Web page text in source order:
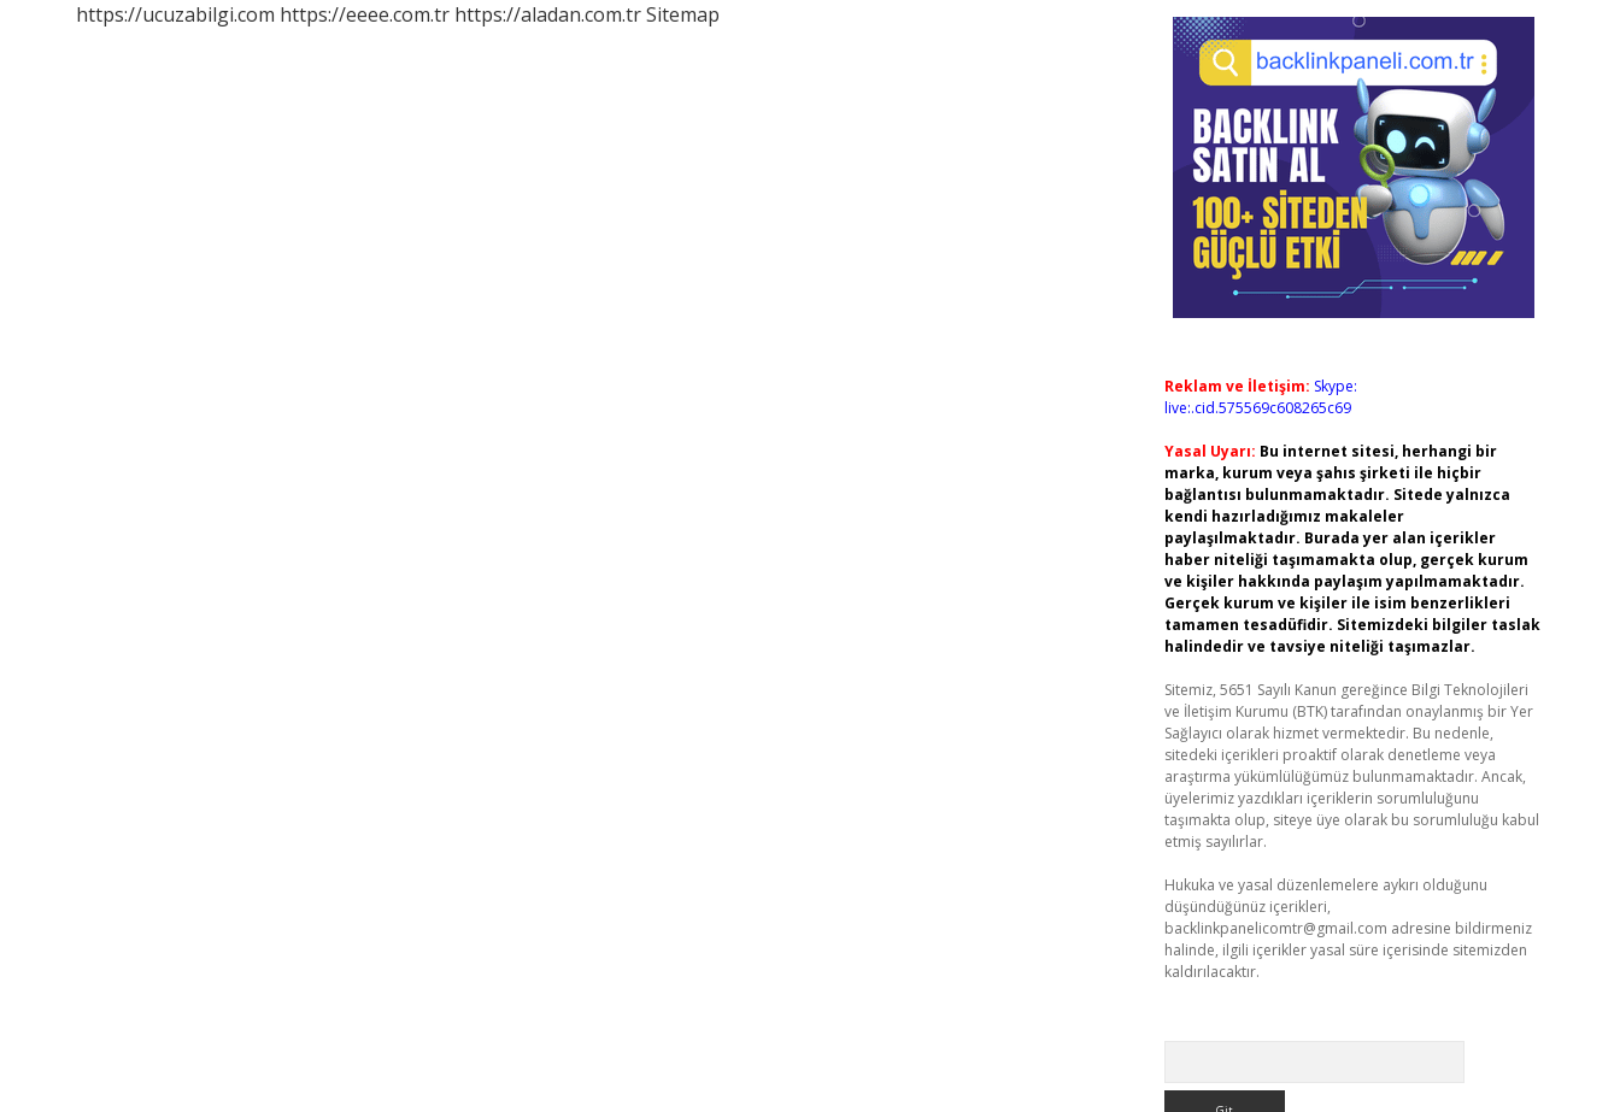
Filozof
https://ucuzabilgi.com https://eeee.com.tr https://aladan.com.trSitemap
Reklam ve İletişim: Skype:
live:.cid.575569c608265c69
Yasal Uyarı: Bu internet sitesi, herhangi bir
marka, kurum veya şahıs şirketi ile hiçbir
bağlantısı bulunmamaktadır. Sitede yalnızca
kendi hazırladığımız makaleler
paylaşılmaktadır. Burada yer alan içerikler
haber niteliği taşımamakta olup, gerçek kurum
ve kişiler hakkında paylaşım yapılmamaktadır.
Gerçek kurum ve kişiler ile isim benzerlikleri
tamamen tesadüfidir. Sitemizdeki bilgiler taslak
halindedir ve tavsiye niteliği taşımazlar.
Sitemiz, 5651 Sayılı Kanun gereğince Bilgi Teknolojileri
ve İletişim Kurumu (BTK) tarafından onaylanmış bir Yer
Sağlayıcı olarak hizmet vermektedir. Bu nedenle,
sitedeki içerikleri proaktif olarak denetleme veya
araştırma yükümlülüğümüz bulunmamaktadır. Ancak,
üyelerimiz yazdıkları içeriklerin sorumluluğunu
taşımakta olup, siteye üye olarak bu sorumluluğu kabul
etmiş sayılırlar.
Hukuka ve yasal düzenlemelere aykırı olduğunu
düşündüğünüz içerikleri,
backlinkpanelicomtr@gmail.com adresine bildirmeniz
halinde, ilgili içerikler yasal süre içerisinde sitemizden
kaldırılacaktır.